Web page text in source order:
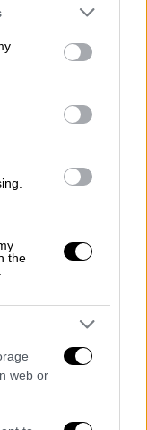
or more Google
You may click to
party tags to
in below Google
the
web or
κόρης του.
αρχηγό, που
ότι το
να
έχω
μου που
Δεν έχω
συμπλήρωσε ο
με τον
όπως λέει,